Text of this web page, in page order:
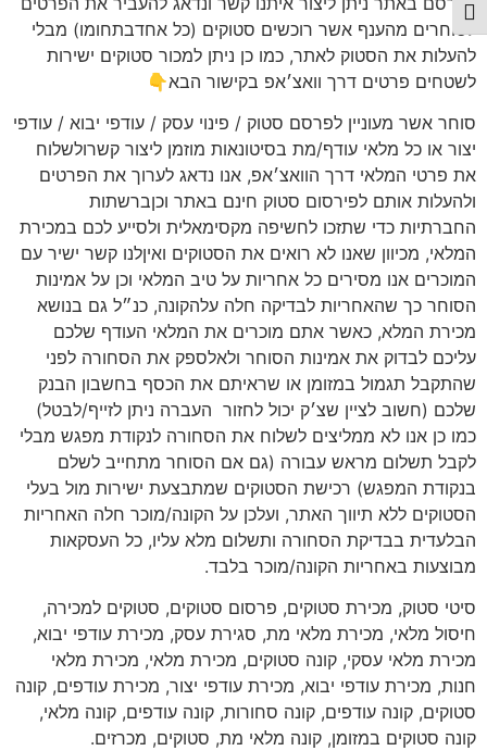
מתג גודל גופן
לסוחרים מהענף אשר רוכשים סטוקים (כל אחדבתחומו) מבלי
להעלות את הסטוק לאתר, כמו כן ניתן למכור סטוקים ישירות
לשטחים פרטים דרך וואצ׳אפ בקישור הבא👇
סוחר אשר מעוניין לפרסם סטוק / פינוי עסק / עודפי יבוא / עודפי
יצור או כל מלאי עודף/מת בסיטונאות מוזמן ליצור קשרולשלוח
את פרטי המלאי דרך הוואצ׳אפ, אנו נדאג לערוך את הפרטים
ולהעלות אותם לפירסום סטוק חינם באתר וכןברשתות
החברתיות כדי שתזכו לחשיפה מקסימאלית ולסייע לכם במכירת
המלאי, מכיוון שאנו לא רואים את הסטוקים ואיןלנו קשר ישיר עם
המוכרים אנו מסירים כל אחריות על טיב המלאי וכן על אמינות
הסוחר כך שהאחריות לבדיקה חלה עלהקונה, כנ״ל גם בנושא
מכירת המלא, כאשר אתם מוכרים את המלאי העודף שלכם
עליכם לבדוק את אמינות הסוחר ולאלספק את הסחורה לפני
שהתקבל תגמול במזומן או שראיתם את הכסף בחשבון הבנק
שלכם (חשוב לציין שצ׳ק יכול לחזור העברה ניתן לזייף/לבטל)
כמו כן אנו לא ממליצים לשלוח את הסחורה לנקודת מפגש מבלי
לקבל תשלום מראש עבורה (גם אם הסוחר מתחייב לשלם
בנקודת המפגש) רכישת הסטוקים שמתבצעת ישירות מול בעלי
הסטוקים ללא תיווך האתר, ועלכן על הקונה/מוכר חלה האחריות
הבלעדית בבדיקת הסחורה ותשלום מלא עליו, כל העסקאות
מבוצעות באחריות הקונה/מוכר בלבד.
סיטי סטוק, מכירת סטוקים, פרסום סטוקים, סטוקים למכירה,
חיסול מלאי, מכירת מלאי מת, סגירת עסק, מכירת עודפי יבוא,
מכירת מלאי עסקי, קונה סטוקים, מכירת מלאי, מכירת מלאי
חנות, מכירת עודפי יבוא, מכירת עודפי יצור, מכירת עודפים, קונה
סטוקים, קונה עודפים, קונה סחורות, קונה עודפים, קונה מלאי,
קונה סטוקים במזומן, קונה מלאי מת, סטוקים, מכרזים.